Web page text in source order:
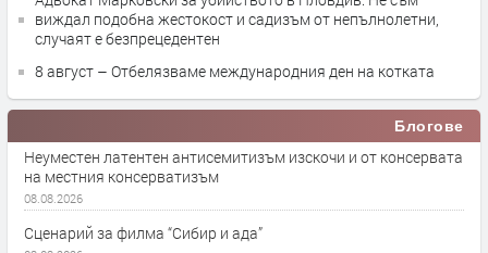
виждал подобна жестокост и садизъм от непълнолетни,
случаят е безпрецедентен
8 август – Отбелязваме международния ден на котката
Блогове
Неуместен латентен антисемитизъм изскочи и от консервата
на местния консерватизъм
08.08.2026
Сценарий за филма “Сибир и ада”